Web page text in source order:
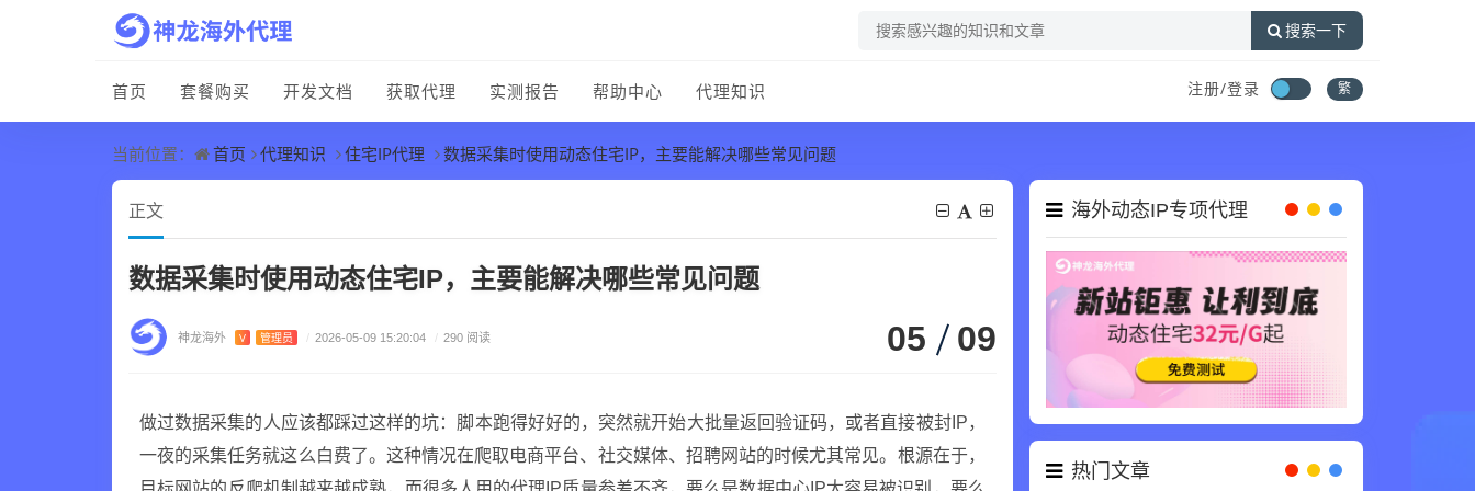
搜索一下
首页 套餐购买 开发文档 获取代理 实测报告 帮助中心 代理知识 注册/登录 繁
当前位置： 首页 代理知识 住宅IP代理 数据采集时使用动态住宅IP，主要能解决哪些常见问题
正文
数据采集时使用动态住宅IP，主要能解决哪些常见问题
神龙海外 V 管理员 / 2026-05-09 15:20:04 / 290 阅读 05 09
做过数据采集的人应该都踩过这样的坑：脚本跑得好好的，突然就开始大批量返回验证码，或者直接被封IP，
一夜的采集任务就这么白费了。这种情况在爬取电商平台、社交媒体、招聘网站的时候尤其常见。根源在于，
海外动态IP专项代理
热门文章